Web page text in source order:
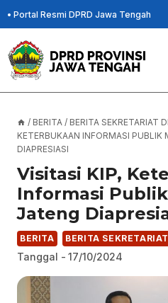
Skip
to
content
• Portal Resmi DPRD Jawa Tengah
/ BERITA / BERITA SEKRETARIAT
KETERBUKAAN INFORMASI PUBLIK
DIAPRESIASI
Visitasi KIP,
Informasi
Jateng
BERITA BERITA
Tanggal - 17/10/2024